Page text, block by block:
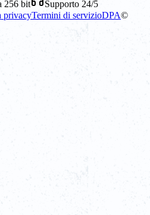
256 bit Supporto 24/5
privacyTermini di servizioDPA©